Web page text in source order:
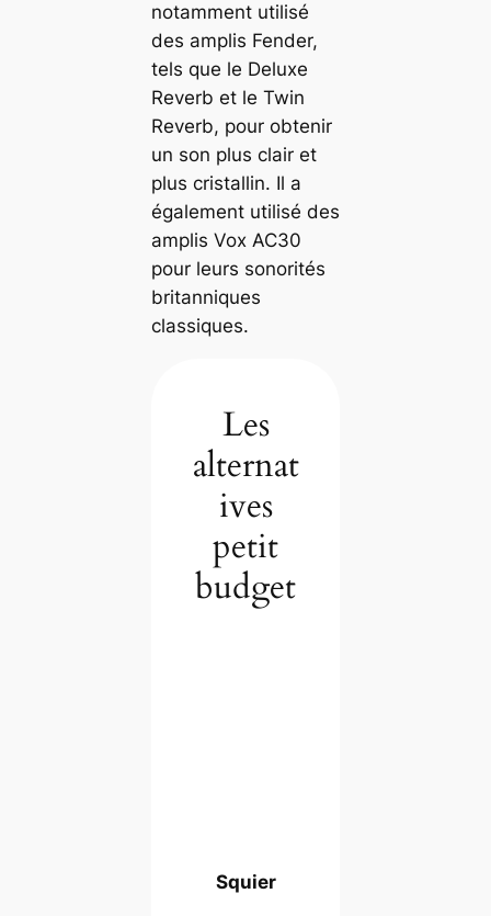
notamment utilisé
des amplis Fender,
tels que le Deluxe
Reverb et le Twin
Reverb, pour obtenir
un son plus clair et
plus cristallin. Il a
également utilisé des
amplis Vox AC30
pour leurs sonorités
britanniques
classiques.
Les
alternat
ives
petit
budget
Squier